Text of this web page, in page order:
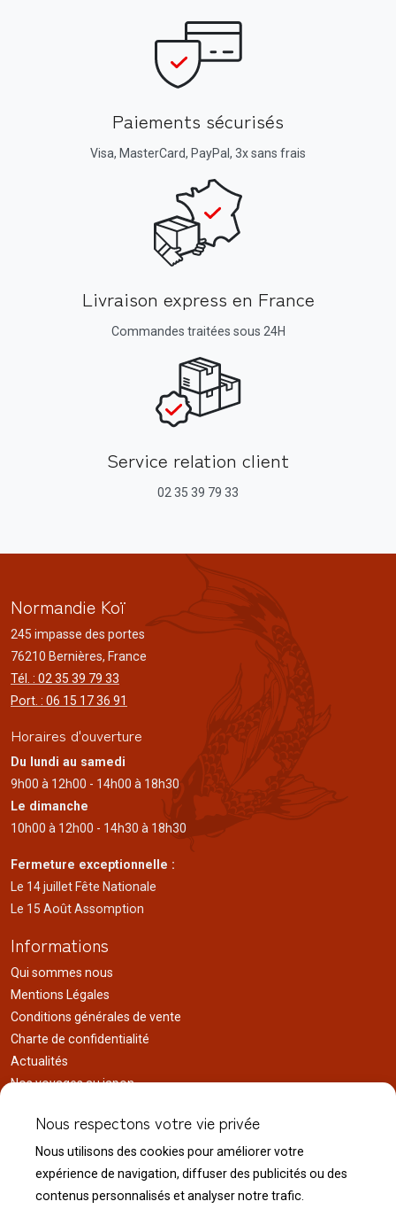
Paiements sécurisés
Visa, MasterCard, PayPal, 3x sans frais
Livraison express en France
Commandes traitées sous 24H
Service relation client
02 35 39 79 33
Normandie Koï
245 impasse des portes
76210 Bernières, France
Tél. : 02 35 39 79 33
Port. : 06 15 17 36 91
Horaires d'ouverture
Du lundi au samedi
9h00 à 12h00 - 14h00 à 18h30
Le dimanche
10h00 à 12h00 - 14h30 à 18h30
Fermeture exceptionnelle :
Le 14 juillet Fête Nationale
Le 15 Août Assomption
Informations
Qui sommes nous
Mentions Légales
Conditions générales de vente
Charte de confidentialité
Actualités
Nos voyages au japon
Liens utiles
Service client
Nous contacter
Nous respectons votre vie privée
Nous utilisons des cookies pour améliorer votre
expérience de navigation, diffuser des publicités ou des
contenus personnalisés et analyser notre trafic.